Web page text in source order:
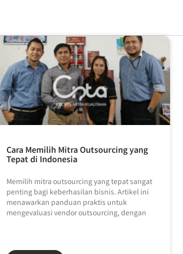
Cara Memilih Mitra Outsourcing yang
Tepat di Indonesia
Memilih mitra outsourcing yang tepat sangat
penting bagi keberhasilan bisnis. Artikel ini
menawarkan panduan praktis untuk
mengevaluasi vendor outsourcing, dengan